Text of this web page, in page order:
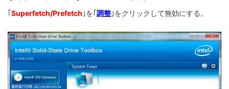
｢Superfetch/Prefetch ｣を｢調整 ｣をクリックして無効にする。